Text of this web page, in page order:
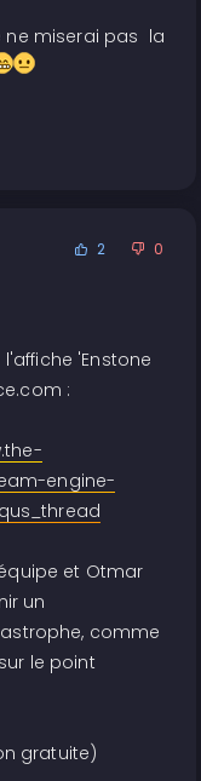
ne miserai pas la
2 0
'Enstone
:
engine-
et Otmar
un
comme
le point
gratuite)